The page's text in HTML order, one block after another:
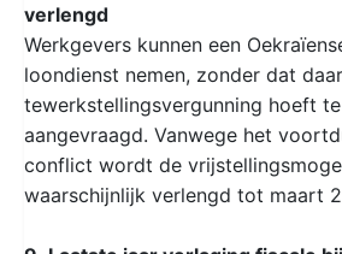
verlengd
Werkgevers kunnen een
loondienst nemen, zonder dat
tewerkstellingsvergunning hoeft
aangevraagd. Vanwege het
conflict wordt de
waarschijnlijk verlengd tot maart